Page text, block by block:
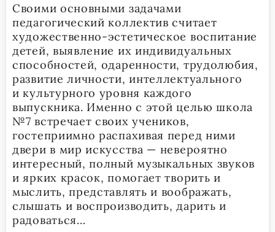
Своими основными задачами
педагогический коллектив считает
художественно-эстетическое воспитание
детей, выявление их индивидуальных
способностей, одаренности, трудолюбия,
развитие личности, интеллектуального
и культурного уровня каждого
выпускника. Именно с этой целью школа
№7 встречает своих учеников,
гостеприимно распахивая перед ними
двери в мир искусства — невероятно
интересный, полный музыкальных звуков
и ярких красок, помогает творить и
мыслить, представлять и воображать,
слышать и воспроизводить, дарить и
радоваться…